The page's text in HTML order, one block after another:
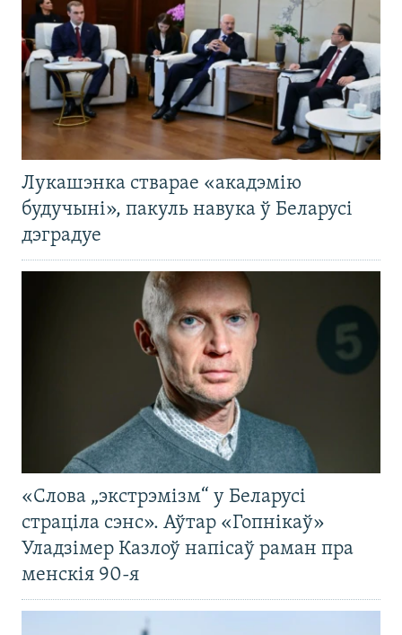
Лукашэнка стварае «акадэмію
будучыні», пакуль навука ў Беларусі
дэградуе
«Слова „экстрэмізм“ у Беларусі
страціла сэнс». Аўтар «Гопнікаў»
Уладзімер Казлоў напісаў раман пра
менскія 90-я